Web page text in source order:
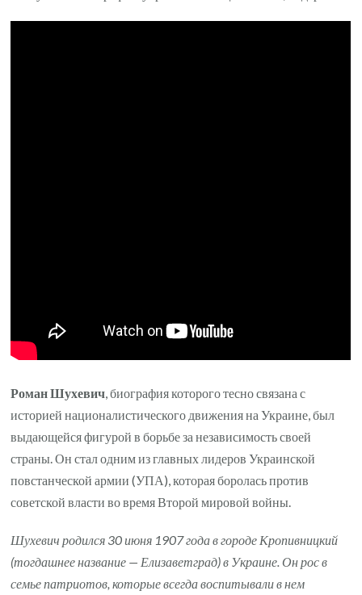
Роман Шухевич, биография которого тесно связана с
историей националистического движения на Украине, был
выдающейся фигурой в борьбе за независимость своей
страны. Он стал одним из главных лидеров Украинской
повстанческой армии (УПА), которая боролась против
советской власти во время Второй мировой войны.
Шухевич родился 30 июня 1907 года в городе Кропивницкий
(тогдашнее название — Елизаветград) в Украине. Он рос в
семье патриотов, которые всегда воспитывали в нем